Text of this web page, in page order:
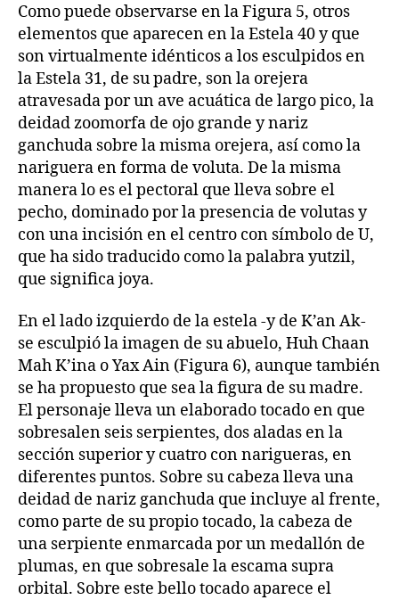
Como puede observarse en la Figura 5, otros
elementos que aparecen en la Estela 40 y que
son virtualmente idénticos a los esculpidos en
la Estela 31, de su padre, son la orejera
atravesada por un ave acuática de largo pico, la
deidad zoomorfa de ojo grande y nariz
ganchuda sobre la misma orejera, así como la
nariguera en forma de voluta. De la misma
manera lo es el pectoral que lleva sobre el
pecho, dominado por la presencia de volutas y
con una incisión en el centro con símbolo de U,
que ha sido traducido como la palabra yutzil,
que significa joya.
En el lado izquierdo de la estela -y de K’an Ak-
se esculpió la imagen de su abuelo, Huh Chaan
Mah K’ina o Yax Ain (Figura 6), aunque también
se ha propuesto que sea la figura de su madre.
El personaje lleva un elaborado tocado en que
sobresalen seis serpientes, dos aladas en la
sección superior y cuatro con narigueras, en
diferentes puntos. Sobre su cabeza lleva una
deidad de nariz ganchuda que incluye al frente,
como parte de su propio tocado, la cabeza de
una serpiente enmarcada por un medallón de
plumas, en que sobresale la escama supra
orbital. Sobre este bello tocado aparece el